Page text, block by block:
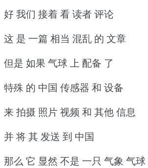
好 我们 接着 看 读者 评论
这 是 一篇 相当 混乱 的 文章
但是 如果 气球 上 配备 了
特殊 的 中国 传感器 和 设备
来 拍摄 照片 视频 和 其他 信息
并 将 其 发送 到 中国
那么 它 显然 不是 一只 气象 气球